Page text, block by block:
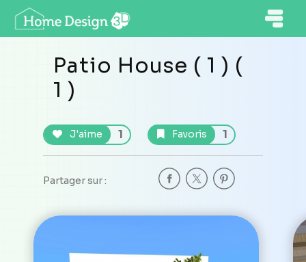
Patio House ( 1 ) (
1 )
J'aime 1 Favoris 1
Partager sur :